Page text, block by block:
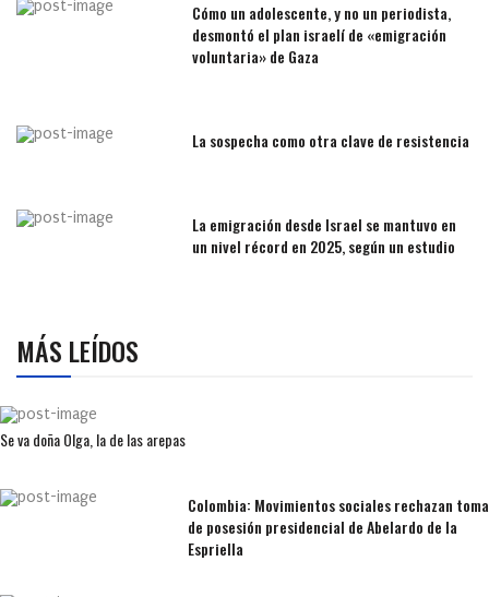
Cómo un adolescente, y no un periodista,
desmontó el plan israelí de «emigración
voluntaria» de Gaza
La sospecha como otra clave de resistencia
La emigración desde Israel se mantuvo en
un nivel récord en 2025, según un estudio
MÁS LEÍDOS
Se va doña Olga, la de las arepas
Colombia: Movimientos sociales rechazan toma
de posesión presidencial de Abelardo de la
Espriella